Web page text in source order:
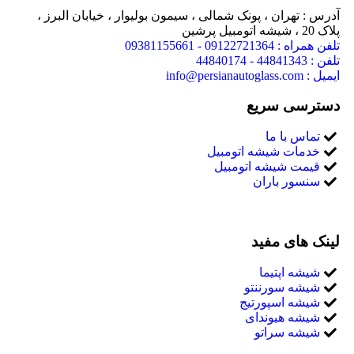
آدرس : تهران ، پونک شمالی ، سیمون بولیوار ، خیابان البرز ،
پلاک 20 ، شیشه اتومبیل پرشین
تلفن همراه : 09122721364 - 09381155661
تلفن : 44841343 - 44840174
ایمیل : info@persianautoglass.com
دسترسی سریع
تماس با ما
خدمات شیشه اتومبیل
قیمت شیشه اتومبیل
سنسور باران
لینک های مفید
شیشه اپتیما
شیشه سورننتو
شیشه اسپورتیج
شیشه هیوندای
شیشه سراتو